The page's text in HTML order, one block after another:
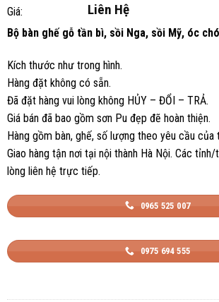
Giá: Liên Hệ
Bộ bàn ghế gỗ tần bì, sồi Nga, sồi Mỹ, óc
Kích thước như trong hình.
Hàng đặt không có sẵn.
Đã đặt hàng vui lòng không HỦY – ĐỔI – TRẢ.
Giá bán đã bao gồm sơn Pu đẹp đẽ hoàn thiện.
Hàng gồm bàn, ghế, số lượng theo yêu cầu của
Giao hàng tận nơi tại nội thành Hà Nội. Các tỉnh/
lòng liên hệ trực tiếp.
0965 525 007
0975 694 555